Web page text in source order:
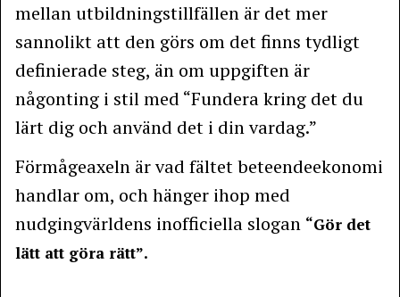
mellan utbildningstillfällen är det mer
sannolikt att den görs om det finns tydligt
definierade steg, än om uppgiften är
någonting i stil med “Fundera kring det du
lärt dig och använd det i din vardag.”
Förmågeaxeln är vad fältet beteendeekonomi
handlar om, och hänger ihop med
nudgingvärldens inofficiella slogan “Gör det
lätt att göra rätt”.